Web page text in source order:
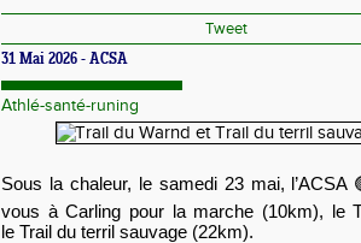
Tweet
31 Mai 2026 - ACSA
Athlé-santé-runing
Sous la chaleur, le samedi 23 mai, l’ACSA
vous à Carling pour la marche (10km), le
le Trail du terril sauvage (22km).